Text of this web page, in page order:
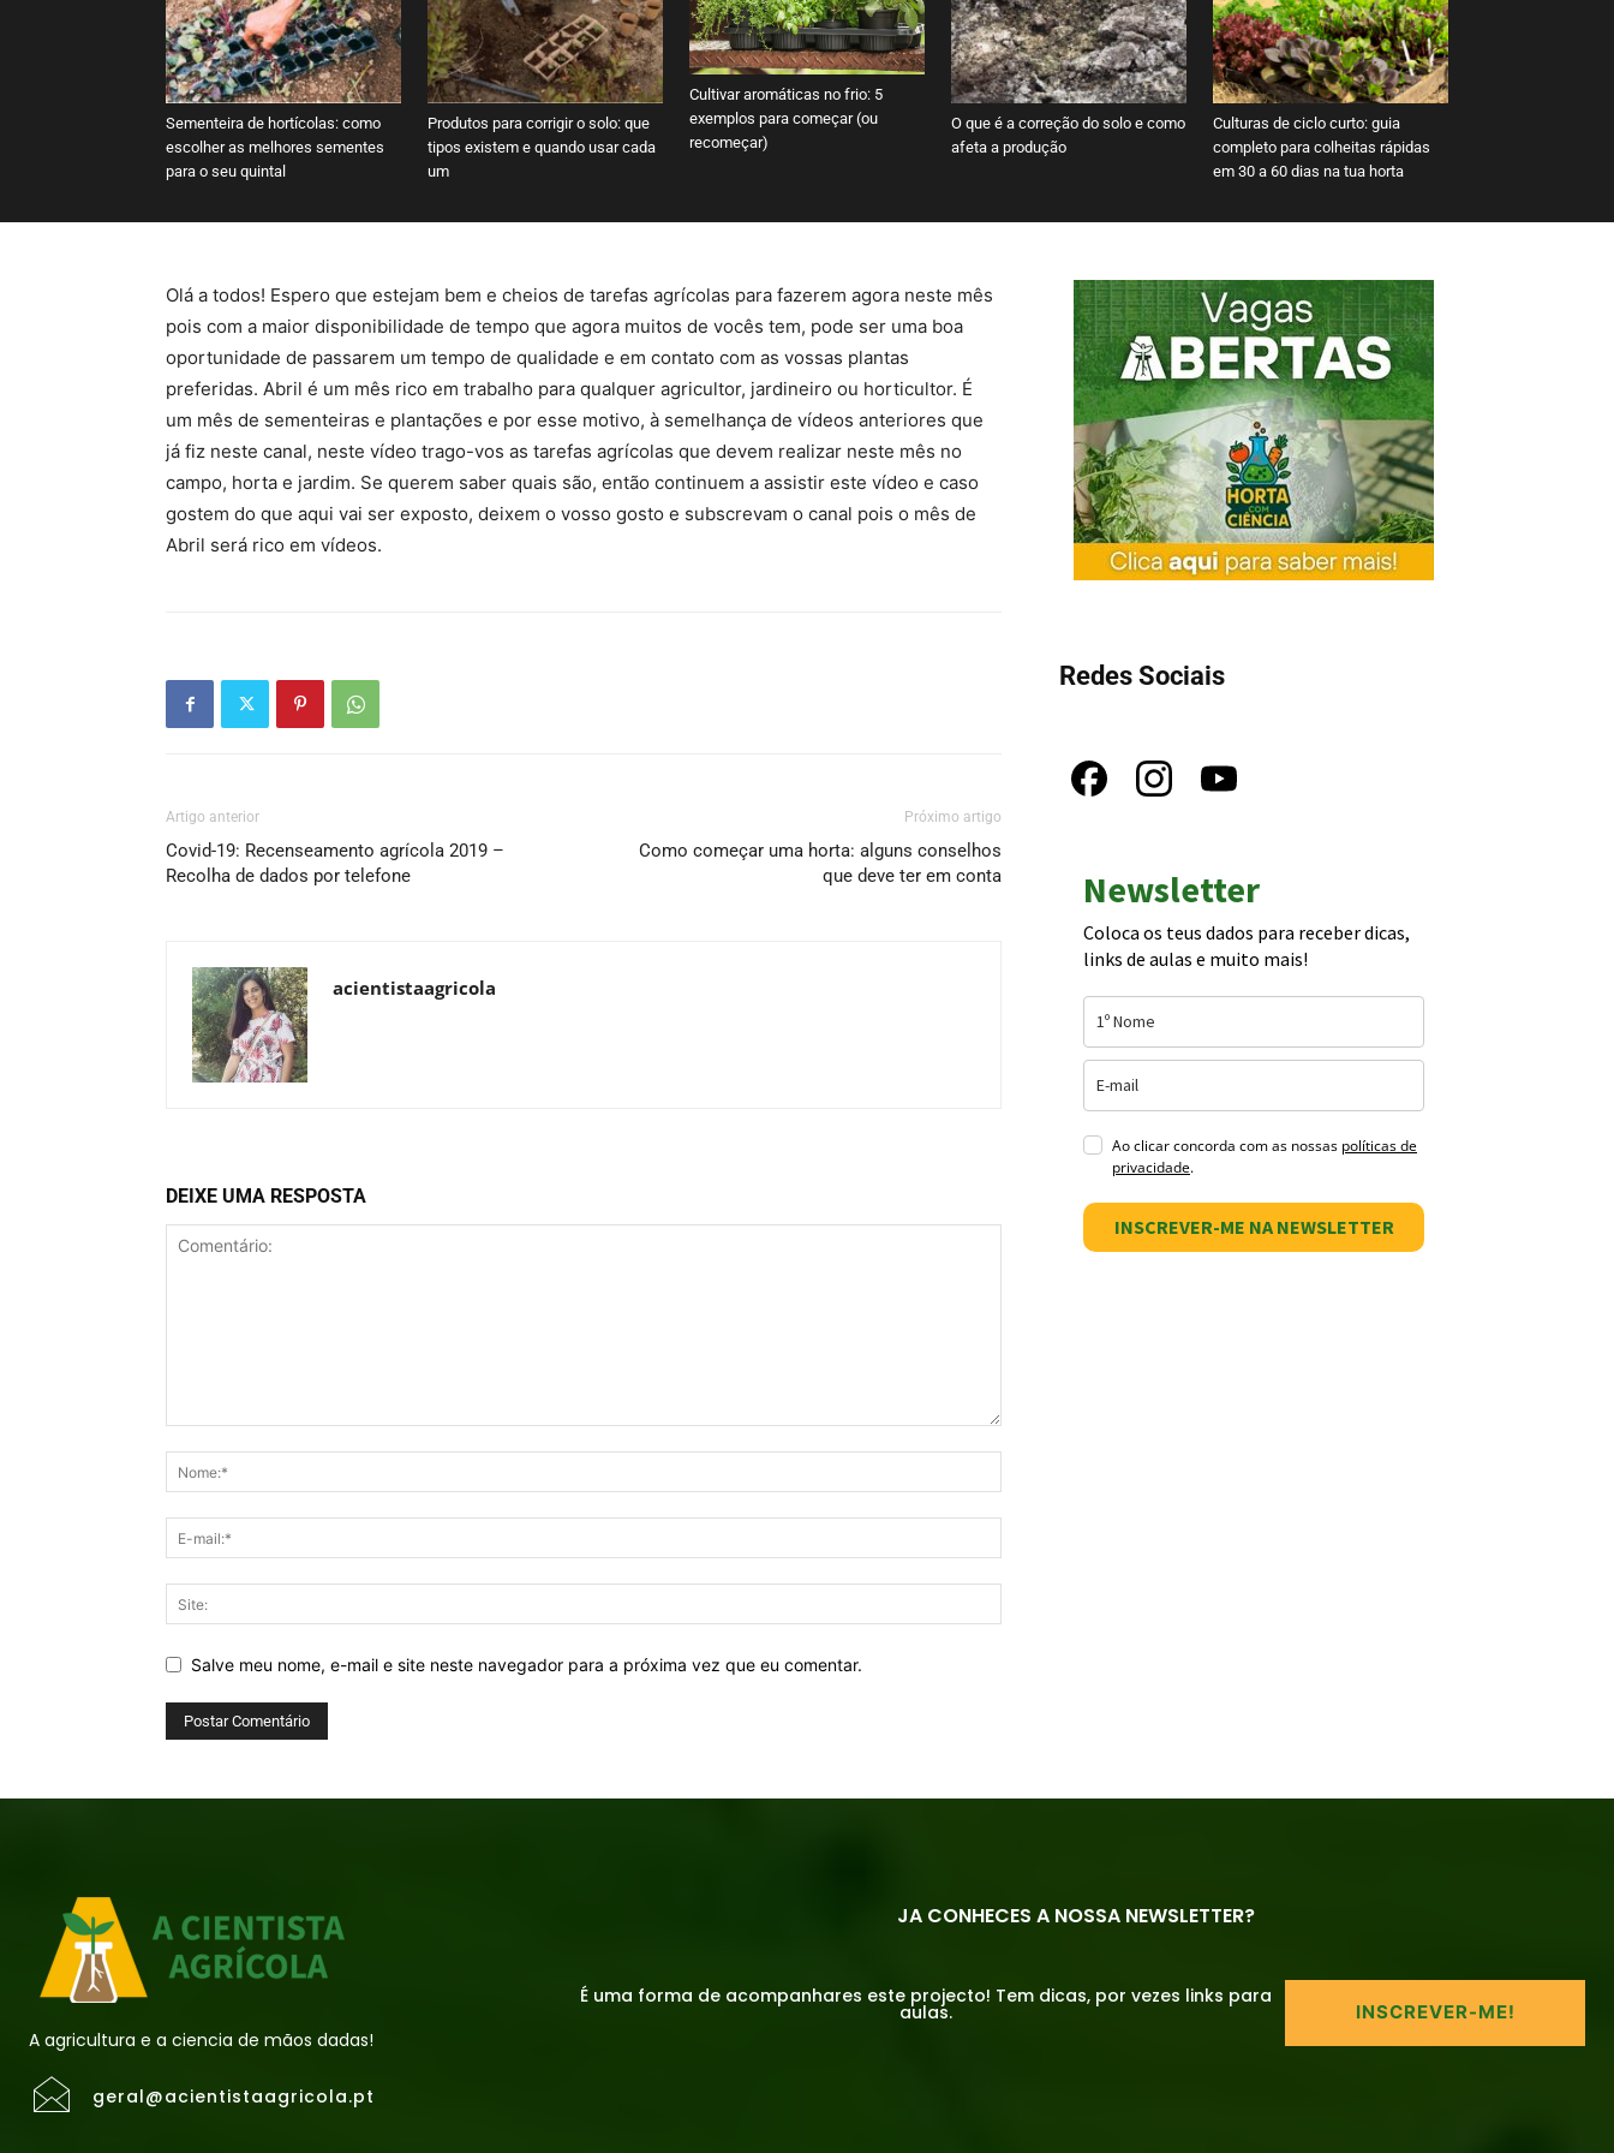
Sementeira de hortícolas: como
escolher as melhores sementes
para o seu quintal
Produtos para corrigir o solo: que
tipos existem e quando usar cada
um
Cultivar aromáticas no frio: 5
exemplos para começar (ou
recomeçar)
O que é a correção do solo e como
afeta a produção
Culturas de ciclo curto: guia
completo para colheitas rápidas
em 30 a 60 dias na tua horta
Olá a todos! Espero que estejam bem e cheios de tarefas agrícolas para fazerem agora neste mês
pois com a maior disponibilidade de tempo que agora muitos de vocês tem, pode ser uma boa
oportunidade de passarem um tempo de qualidade e em contato com as vossas plantas
preferidas. Abril é um mês rico em trabalho para qualquer agricultor, jardineiro ou horticultor. É
um mês de sementeiras e plantações e por esse motivo, à semelhança de vídeos anteriores que
já fiz neste canal, neste vídeo trago-vos as tarefas agrícolas que devem realizar neste mês no
campo, horta e jardim. Se querem saber quais são, então continuem a assistir este vídeo e caso
gostem do que aqui vai ser exposto, deixem o vosso gosto e subscrevam o canal pois o mês de
Abril será rico em vídeos.
Artigo anterior
Covid-19: Recenseamento agrícola 2019 –
Recolha de dados por telefone
Próximo artigo
Como começar uma horta: alguns conselhos
que deve ter em conta
acientistaagricola
DEIXE UMA RESPOSTA
Salve meu nome, e-mail e site neste navegador para a próxima vez que eu comentar.
Redes Sociais
Newsletter
Coloca os teus dados para receber dicas,
links de aulas e muito mais!
Ao clicar concorda com as nossas políticas de
privacidade.
INSCREVER-ME NA NEWSLETTER
A agricultura e a ciencia de mãos dadas!
geral@acientistaagricola.pt
JA CONHECES A NOSSA NEWSLETTER?
É uma forma de acompanhares este projecto! Tem dicas, por vezes links para
aulas. INSCREVER-ME!